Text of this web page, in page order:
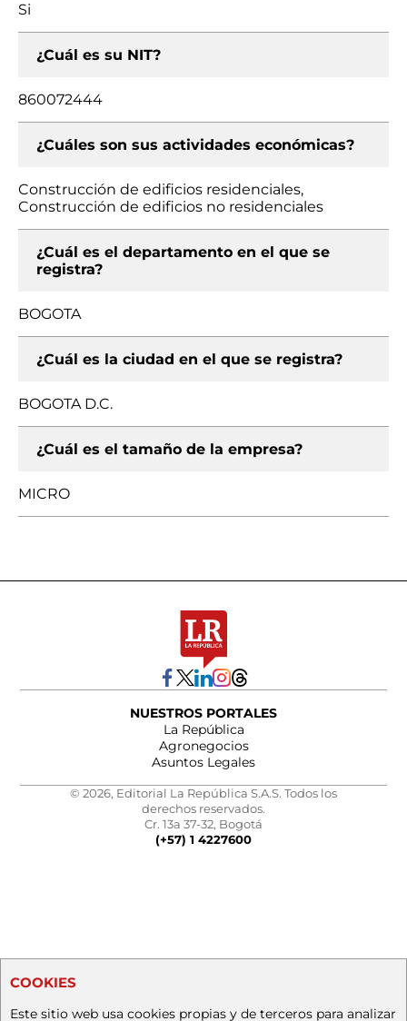
Si
¿Cuál es su NIT?
860072444
¿Cuáles son sus actividades económicas?
Construcción de edificios residenciales,
Construcción de edificios no residenciales
¿Cuál es el departamento en el que se
registra?
BOGOTA
¿Cuál es la ciudad en el que se registra?
BOGOTA D.C.
¿Cuál es el tamaño de la empresa?
MICRO
NUESTROS PORTALES
La República
Agronegocios
Asuntos Legales
© 2026, Editorial La República S.A.S. Todos los
derechos reservados.
Cr. 13a 37-32, Bogotá
(+57) 1 4227600
COOKIES
Este sitio web usa cookies propias y de terceros para analizar